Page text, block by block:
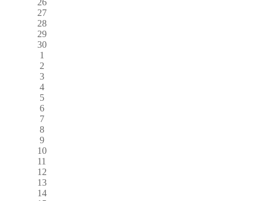
27
28
29
30
1
2
3
4
5
6
7
8
9
10
11
12
13
14